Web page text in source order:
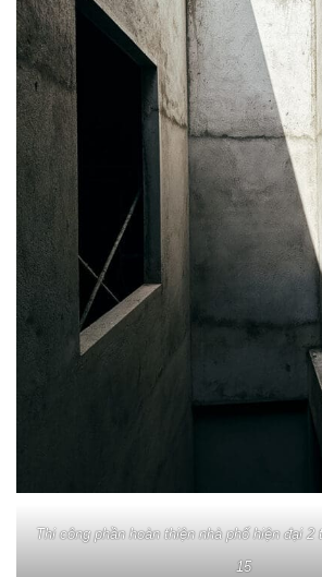
Thi công phần hoàn thiện nhà phố hiện đại 2
15